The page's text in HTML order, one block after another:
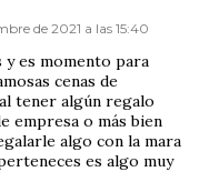
de 2021 a las 15:40
y es momento para
cenas de
tener algún regalo
empresa o más bien
algo con la mara
es algo muy